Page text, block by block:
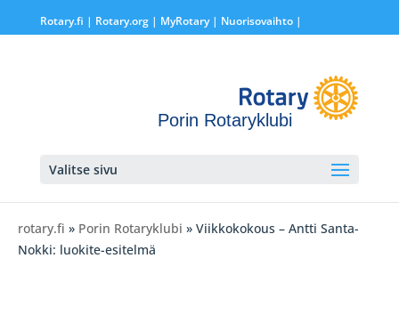
Rotary.fi | Rotary.org| MyRotary | Nuorisovaihto|
Porin Rotaryklubi
Valitse sivu
rotary.fi » Porin Rotaryklubi » Viikkokokous – Antti Santa-
Nokki: luokite-esitelmä